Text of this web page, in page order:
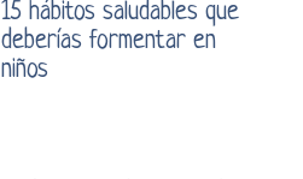
15 hábitos saludables que
deberías formentar en
niños